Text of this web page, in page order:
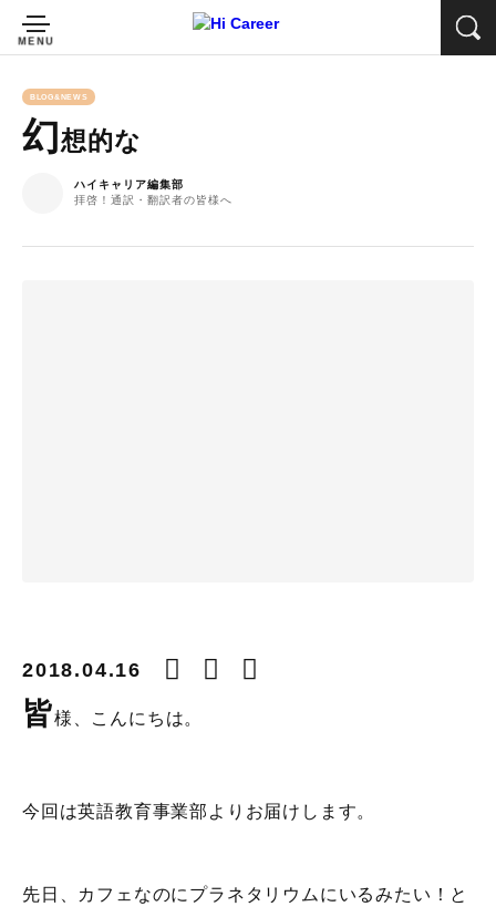
BLOG&NEWS
幻想的な
ハイキャリア編集部
拝啓！通訳・翻訳者の皆様へ
2018.04.16
皆様、こんにちは。
今回は英語教育事業部よりお届けします。
先日、カフェなのにプラネタリウムにいるみたい！と